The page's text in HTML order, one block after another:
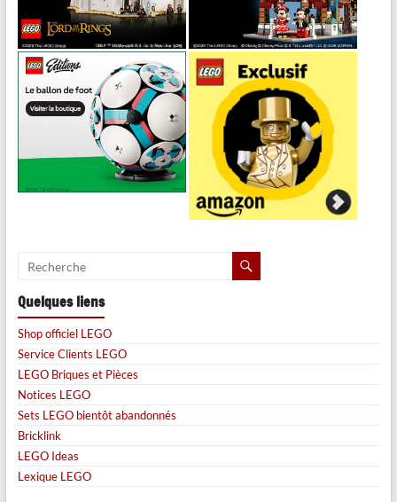
Quelques liens
Shop officiel LEGO
Service Clients LEGO
LEGO Briques et Pièces
Notices LEGO
Sets LEGO bientôt abandonnés
Bricklink
LEGO Ideas
Lexique LEGO